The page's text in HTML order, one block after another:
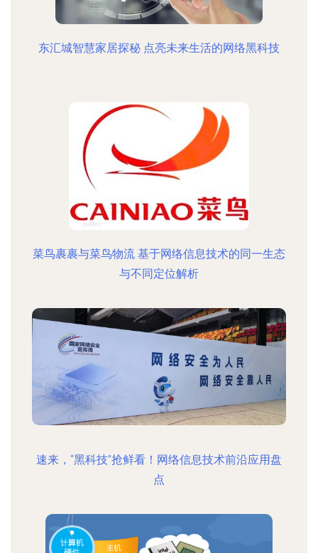
东汇城智慧家居探秘 点亮未来生活的网络黑科技
菜鸟裹裹与菜鸟物流 基于网络信息技术的同一生态
与不同定位解析
速来，“黑科技”抢鲜看！网络信息技术前沿应用盘
点